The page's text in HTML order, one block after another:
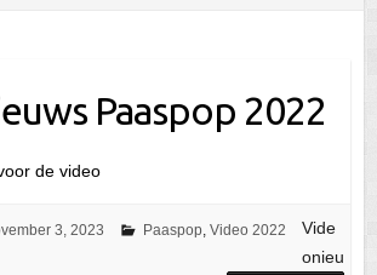
Paaspop 2022
de video
3, 2023 Paaspop, Video 2022
Vide
onieu